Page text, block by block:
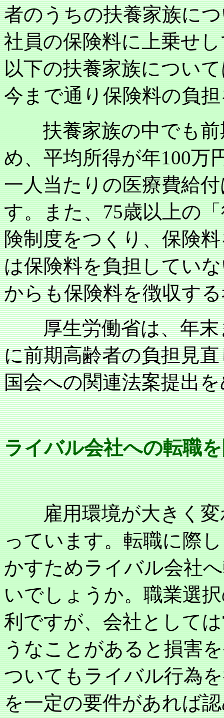
者のうちの扶養家族に
社員の保険料に上乗せ
以下の扶養家族につい
今まで通り保険料の負
扶養家族の中でも前
め、平均所得が年100万
一人当たりの医療費給
す。また、75歳以上の
険制度をつくり、保険
は保険料を負担してい
からも保険料を徴収す
厚生労働省は、年末
に前期高齢者の負担見
国会への関連法案提出
ライバル会社への転職
雇用環境が大きく
っています。転職に際
かすためライバル会社
いでしょうか。職業選
利ですが、会社として
うなことがあると損害
ついてもライバル行為
を一定の要件があれば